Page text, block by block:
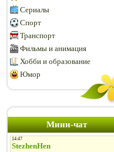
Сериалы
Спорт
Транспорт
Фильмы и анимация
Хобби и образование
Юмор
Мини-чат